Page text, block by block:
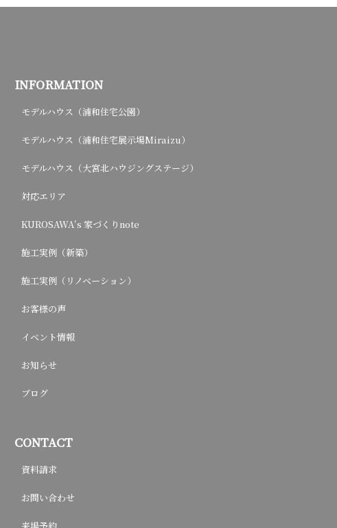
INFORMATION
モデルハウス（浦和住宅公園）
モデルハウス（浦和住宅展示場Miraizu）
モデルハウス（大宮北ハウジングステージ）
対応エリア
KUROSAWA’s 家づくりnote
施工実例（新築）
施工実例（リノベーション）
お客様の声
イベント情報
お知らせ
ブログ
CONTACT
資料請求
お問い合わせ
来場予約